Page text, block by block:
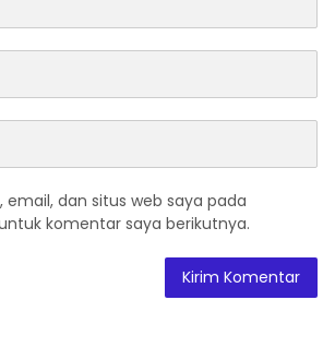
email, dan situs web saya pada
komentar saya berikutnya.